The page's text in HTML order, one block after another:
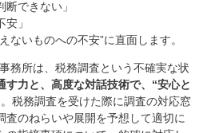
断できない」
」
ないものへの不安”に直面します。
務所は、税務調査という不確実な状
す力と、高度な対話技術で、“安心と
税務調査を受けた際に調査の対応窓
査のねらいや展開を予想して適切に